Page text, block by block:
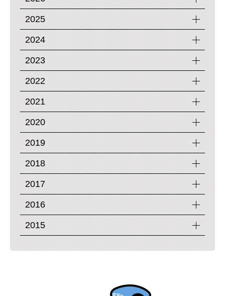
2025
2024
2023
2022
2021
2020
2019
2018
2017
2016
2015